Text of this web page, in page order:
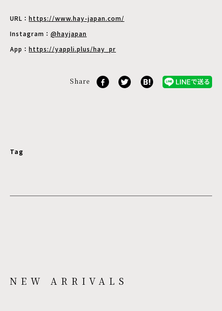
URL： https://www.hay-japan.com/
Instagram： @hayjapan
App： https://yappli.plus/hay_pr
Share
Tag
NEW ARRIVALS